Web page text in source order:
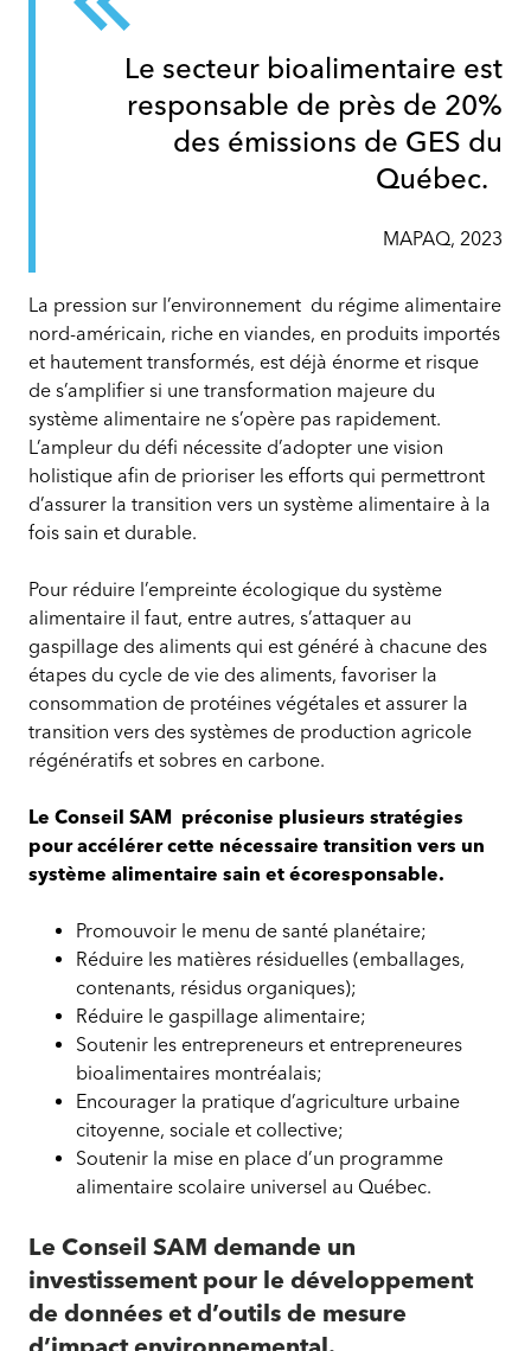
Le secteur bioalimentaire est
responsable de près de 20%
des émissions de GES du
Québec.
MAPAQ, 2023
La pression sur l’environnement du régime alimentaire
nord-américain, riche en viandes, en produits importés
et hautement transformés, est déjà énorme et risque
de s’amplifier si une transformation majeure du
système alimentaire ne s’opère pas rapidement.
L’ampleur du défi nécessite d’adopter une vision
holistique afin de prioriser les efforts qui permettront
d’assurer la transition vers un système alimentaire à la
fois sain et durable.
Pour réduire l’empreinte écologique du système
alimentaire il faut, entre autres, s’attaquer au
gaspillage des aliments qui est généré à chacune des
étapes du cycle de vie des aliments, favoriser la
consommation de protéines végétales et assurer la
transition vers des systèmes de production agricole
régénératifs et sobres en carbone.
Le Conseil SAM préconise plusieurs stratégies
pour accélérer cette nécessaire transition vers un
système alimentaire sain et écoresponsable.
Promouvoir le menu de santé planétaire;
Réduire les matières résiduelles (emballages,
contenants, résidus organiques);
Réduire le gaspillage alimentaire;
Soutenir les entrepreneurs et entrepreneures
bioalimentaires montréalais;
Encourager la pratique d’agriculture urbaine
citoyenne, sociale et collective;
Soutenir la mise en place d’un programme
alimentaire scolaire universel au Québec.
Le Conseil SAM demande un
investissement pour le développement
de données et d’outils de mesure